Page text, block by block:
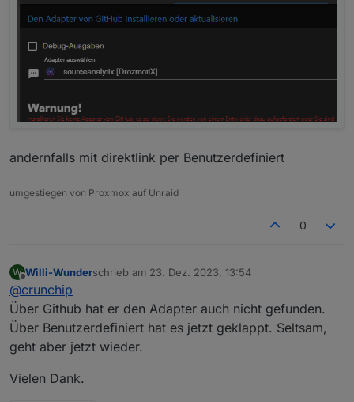
andernfalls mit direktlink per Benutzerdefiniert
umgestiegen von Proxmox auf Unraid
0
W Willi-Wunderschrieb am 23. Dez. 2023, 13:54
zuletzt editiert von
@crunchip
Über Github hat er den Adapter auch nicht gefunden.
Über Benutzerdefiniert hat es jetzt geklappt. Seltsam,
geht aber jetzt wieder.
Vielen Dank.